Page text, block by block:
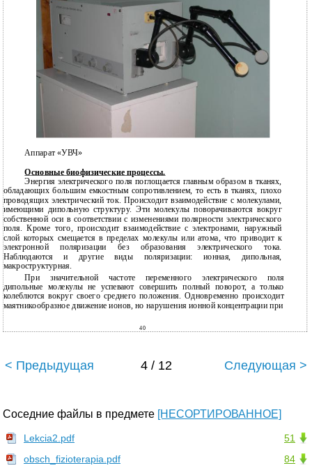
Аппарат «УВЧ»
Основные биофизические процессы.
Энергия электрического поля поглощается главным образом в тканях,
обладающих большим емкостным сопротивлением, то есть в тканях, плохо
проводящих электрический ток. Происходит взаимодействие с молекулами,
имеющими дипольную структуру. Эти молекулы поворачиваются вокруг
собственной оси в соответствии с изменениями полярности электрического
поля. Кроме того, происходит взаимодействие с электронами, наружный
слой которых смещается в пределах молекулы или атома, что приводит к
электронной поляризации без образования электрического тока.
Наблюдаются и другие виды поляризации: ионная, дипольная,
макроструктурная.
При значительной частоте переменного электрического поля
дипольные молекулы не успевают совершить полный поворот, а только
колеблются вокруг своего среднего положения. Одновременно происходит
маятникообразное движение ионов, но нарушения ионной концентрации при
40
< Предыдущая 4 / 12 Следующая >
Соседние файлы в предмете [НЕСОРТИРОВАННОЕ]
51
Lekcia2.pdf
84
obsch_fizioterapia.pdf